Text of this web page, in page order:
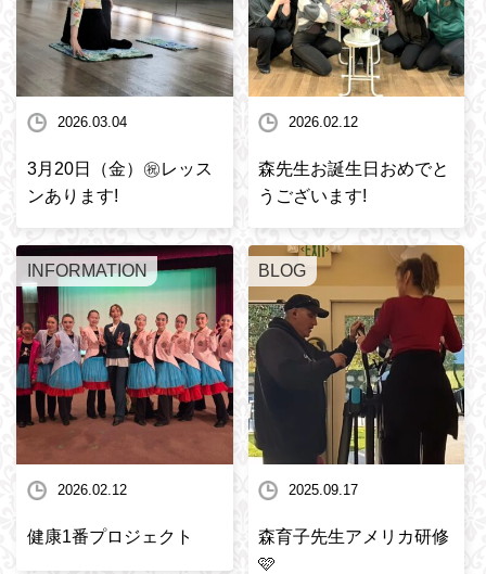
2026.03.04
3月20日（金）㊗️レッス
ンあります!
2026.02.12
森先生お誕生日おめでと
うございます!
INFORMATION
2026.02.12
健康1番プロジェクト
BLOG
2025.09.17
森育子先生アメリカ研修
🩷